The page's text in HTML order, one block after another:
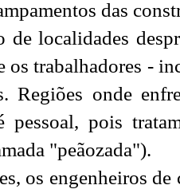
das
os trabalhadores -
Regiões onde
pessoal, pois
"peãozada").
engenheiros de